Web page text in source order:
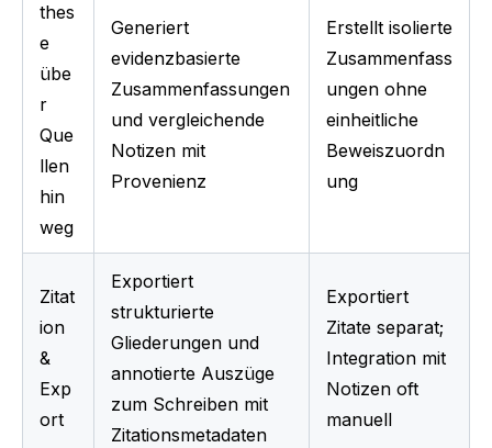
thes
e
übe
r
Que
llen
hin
weg
Generiert
evidenzbasierte
Zusammenfassungen
und vergleichende
Notizen mit
Provenienz
Erstellt isolierte
Zusammenfass
ungen ohne
einheitliche
Beweiszuordn
ung
Zitat
ion
&
Exp
ort
Exportiert
strukturierte
Gliederungen und
annotierte Auszüge
zum Schreiben mit
Zitationsmetadaten
Exportiert
Zitate separat;
Integration mit
Notizen oft
manuell